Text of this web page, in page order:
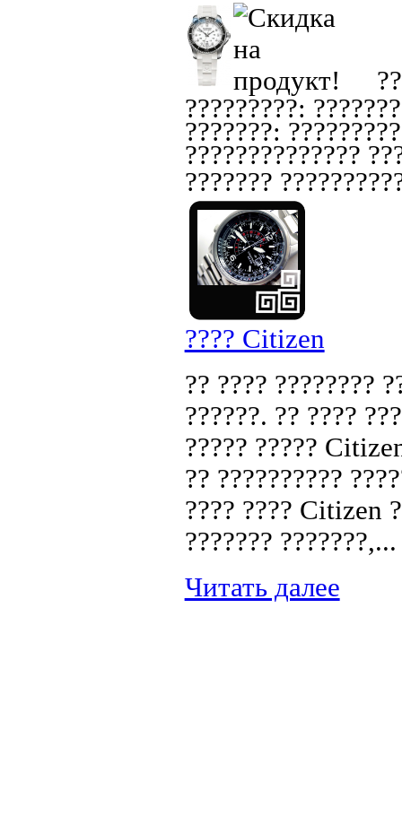
?????????:
???????:
??????????????
???????
???? Citizen
?? ???? ????????
??????. ?? ????
????? ?????
?? ??????????
???? ???? Citizen
??????? ???????,...
Читать далее